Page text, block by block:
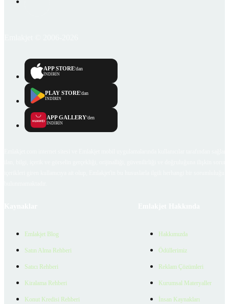
APP STORE'dan
İNDİRİN
PLAY STORE'dan
İNDİRİN
APP GALLERY'den
İNDİRİN
Emlakjet Blog
Satın Alma Rehberi
Satıcı Rehberi
Kiralama Rehberi
Konut Kredisi Rehberi
Hakkımızda
Ödüllerimiz
Reklam Çözümleri
Kurumsal Materyaller
İnsan Kaynakları